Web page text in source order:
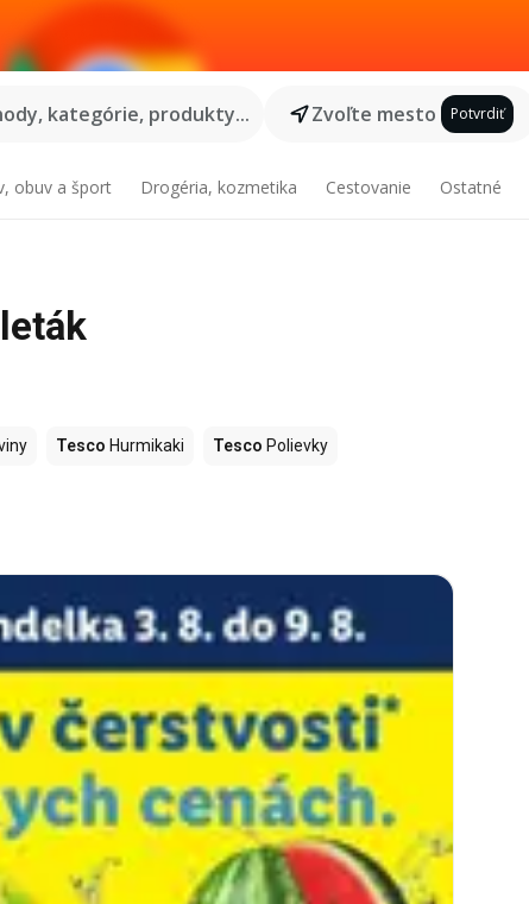
kategórie, produkty... Zvoľte mesto Potvrdiť
obuv a šport Drogéria, kozmetika Cestovanie Ostatné
Tesco Hurmikaki Tesco Polievky